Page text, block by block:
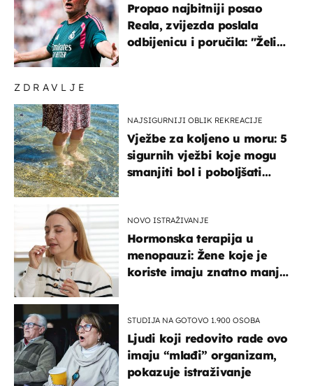
ZDRAVLJE
NAJSIGURNIJI OBLIK REKREACIJE
Vježbe za koljeno u moru: 5
sigurnih vježbi koje mogu
smanjiti bol i poboljšati
NOVO ISTRAŽIVANJE
Hormonska terapija u
menopauzi: Žene koje je
koriste imaju znatno manji
STUDIJA NA GOTOVO 1.900 OSOBA
Ljudi koji redovito rade ovo
imaju “mlađi” organizam,
pokazuje istraživanje
Propao najbitniji posao
Reala, zvijezda poslala
odbijenicu i poručila: "Želim